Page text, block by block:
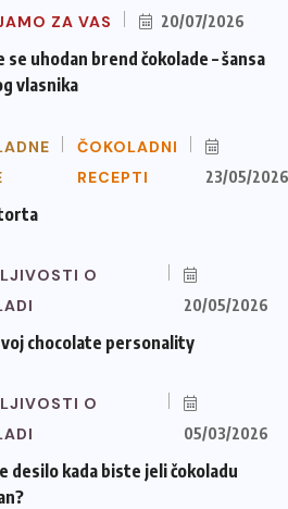
ZA VAS 20/07/2026
se uhodan brend čokolade – šansa
vlasnika
ČOKOLADNI
RECEPTI
23/05/2026
O
20/05/2026
chocolate personality
O
05/03/2026
desilo kada biste jeli čokoladu